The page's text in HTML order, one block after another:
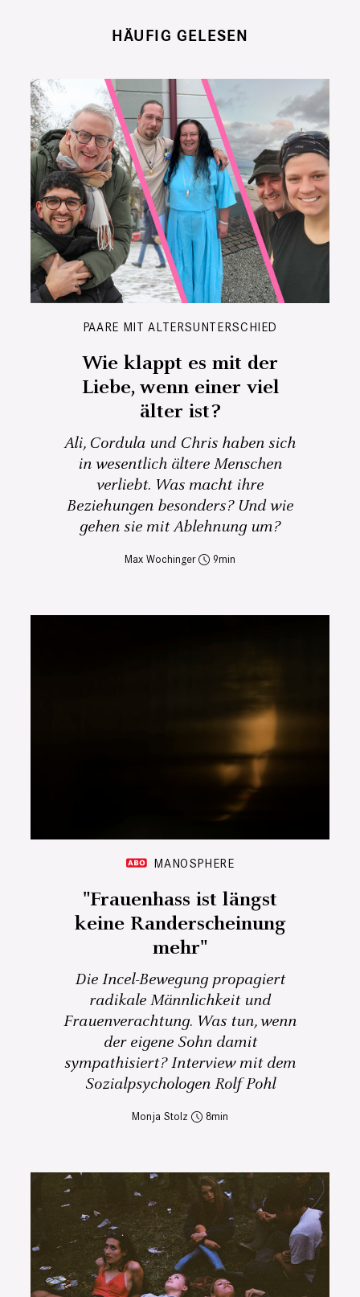
HÄUFIG GELESEN
PAARE MIT ALTERSUNTERSCHIED
Wie klappt es mit der
Liebe, wenn einer viel
älter ist?
Ali, Cordula und Chris haben sich
in wesentlich ältere Menschen
verliebt. Was macht ihre
Beziehungen besonders? Und wie
gehen sie mit Ablehnung um?
Max Wochinger 9
MANOSPHERE
"Frauenhass ist längst
keine Randerscheinung
mehr"
Die Incel-Bewegung propagiert
radikale Männlichkeit und
Frauenverachtung. Was tun, wenn
der eigene Sohn damit
sympathisiert? Interview mit dem
Sozialpsychologen Rolf Pohl
Monja Stolz 8